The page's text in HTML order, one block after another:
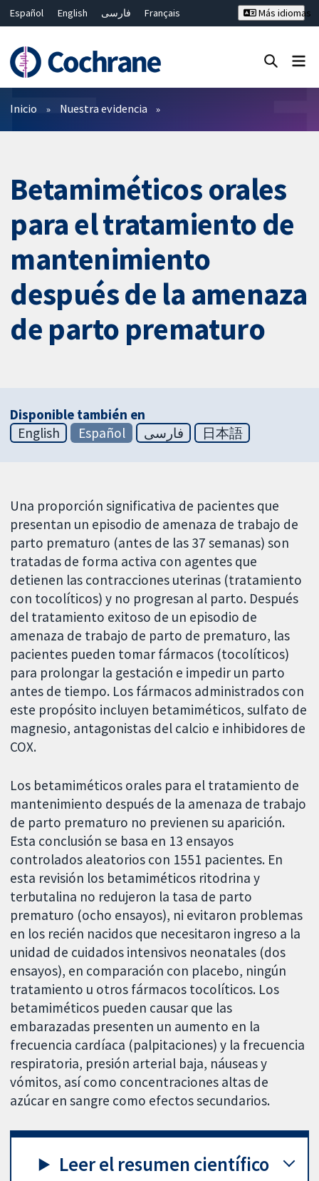
Español English فارسی
Français
Bahasa Malaysia
ไทย 繁體中文
Más idiomas
Filtros
Inicio Nuestra evidencia
Betamiméticos orales
para el tratamiento de
mantenimiento
después de la amenaza
de parto prematuro
Disponible también en
English
Español فارسی 日本語
Una proporción significativa de pacientes que
presentan un episodio de amenaza de trabajo de
parto prematuro (antes de las 37 semanas) son
tratadas de forma activa con agentes que
detienen las contracciones uterinas (tratamiento
con tocolíticos) y no progresan al parto. Después
del tratamiento exitoso de un episodio de
amenaza de trabajo de parto de prematuro, las
pacientes pueden tomar fármacos (tocolíticos)
para prolongar la gestación e impedir un parto
antes de tiempo. Los fármacos administrados con
este propósito incluyen betamiméticos, sulfato de
magnesio, antagonistas del calcio e inhibidores de
COX.
Los betamiméticos orales para el tratamiento de
mantenimiento después de la amenaza de trabajo
de parto prematuro no previenen su aparición.
Esta conclusión se basa en 13 ensayos
controlados aleatorios con 1551 pacientes. En
esta revisión los betamiméticos ritodrina y
terbutalina no redujeron la tasa de parto
prematuro (ocho ensayos), ni evitaron problemas
en los recién nacidos que necesitaron ingreso a la
unidad de cuidados intensivos neonatales (dos
ensayos), en comparación con placebo, ningún
tratamiento u otros fármacos tocolíticos. Los
betamiméticos pueden causar que las
embarazadas presenten un aumento en la
frecuencia cardíaca (palpitaciones) y la frecuencia
respiratoria, presión arterial baja, náuseas y
vómitos, así como concentraciones altas de
azúcar en sangre como efectos secundarios.
Leer el resumen científico